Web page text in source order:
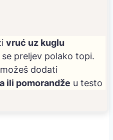
vruć uz kuglu
preljev polako topi.
dodati
ili pomorandže u testo